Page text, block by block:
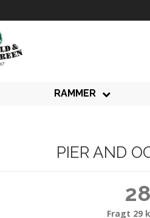
RAMMER
PIER AND
Fragt 29